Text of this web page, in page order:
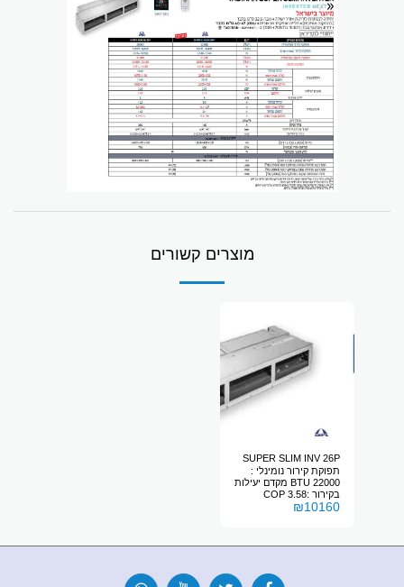
מוצרים קשורים
SUPER SLIM INV 26P
תפוקת קירור נומינלי :
22000 BTU מקדם יעילות
בקירור :3.58 COP
₪10160